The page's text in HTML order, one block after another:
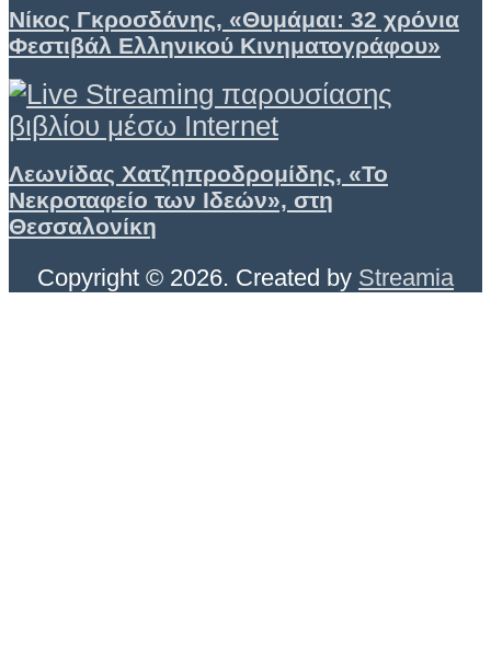
Νίκος Γκροσδάνης, «Θυμάμαι: 32 χρόνια
Φεστιβάλ Ελληνικού Κινηματογράφου»
Λεωνίδας Χατζηπροδρομίδης, «Το
Νεκροταφείο των Ιδεών», στη
Θεσσαλονίκη
Copyright © 2026. Created by Streamia